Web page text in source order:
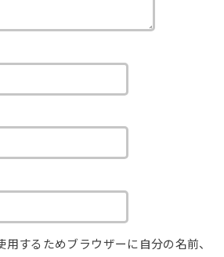
用するためブラウザーに自分の名前、